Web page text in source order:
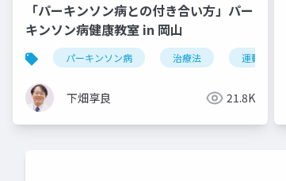
「パーキンソン病との付き合い方」パー
キンソン病健康教室 in 岡山
パーキンソン病 治療法 運動症状
下畑享良 21.8K